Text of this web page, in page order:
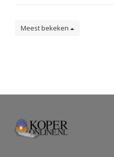
Meest bekeken